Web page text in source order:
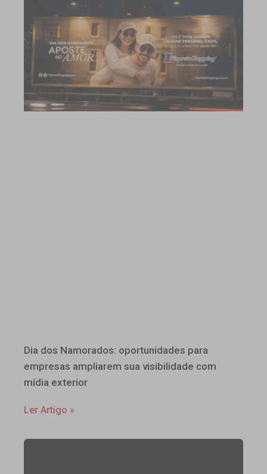
Dia dos Namorados: oportunidades para
empresas ampliarem sua visibilidade com
mídia exterior
Ler Artigo »